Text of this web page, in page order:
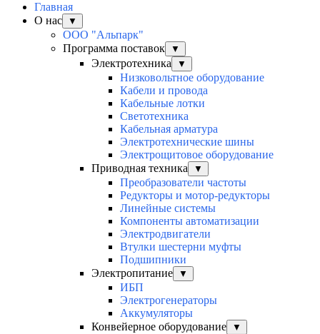
Главная
О нас
▼
ООО "Альпарк"
Программа поставок
▼
Электротехника ▼
Низковольтное оборудование
Кабели и провода
Кабельные лотки
Светотехника
Кабельная арматура
Электротехнические шины
Электрощитовое оборудование
Приводная техника
▼
Преобразователи частоты
Редукторы и мотор-редукторы
Линейные системы
Компоненты автоматизации
Электродвигатели
Втулки шестерни муфты
Подшипники
Электропитание
▼
ИБП
Электрогенераторы
Аккумуляторы
Конвейерное оборудование
▼